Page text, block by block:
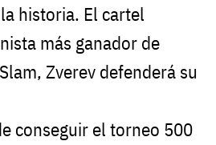
historia. El cartel
más ganador de
Zverev defenderá su
conseguir el torneo 500